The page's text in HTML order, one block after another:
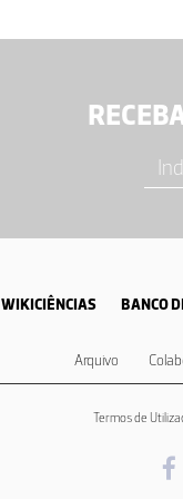
WIKICIÊNCIAS BANCO
Arquivo
Termos de